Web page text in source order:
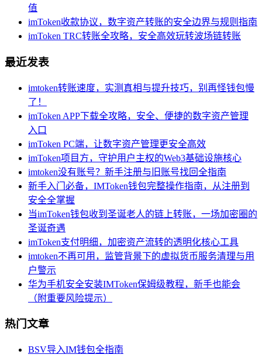
值
imToken收款协议，数字资产转账的安全边界与规则指南
imToken TRC转账全攻略，安全高效玩转波场链转账
最近发表
imtoken转账速度，实测真相与提升技巧，别再怪钱包慢
了！
imToken APP下载全攻略，安全、便捷的数字资产管理
入口
imToken PC端，让数字资产管理更安全高效
imToken项目方，守护用户主权的Web3基础设施核心
imtoken没有账号？新手注册与旧账号找回全指南
新手入门必备，IMToken钱包完整操作指南，从注册到
安全全掌握
当imToken钱包收到圣诞老人的链上转账，一场加密圈的
圣诞奇遇
imToken支付明细，加密资产流转的透明化核心工具
imtoken不再可用，监管背景下的虚拟货币服务清理与用
户警示
华为手机安全安装IMToken保姆级教程，新手也能会
（附重要风险提示）
热门文章
BSV导入IM钱包全指南